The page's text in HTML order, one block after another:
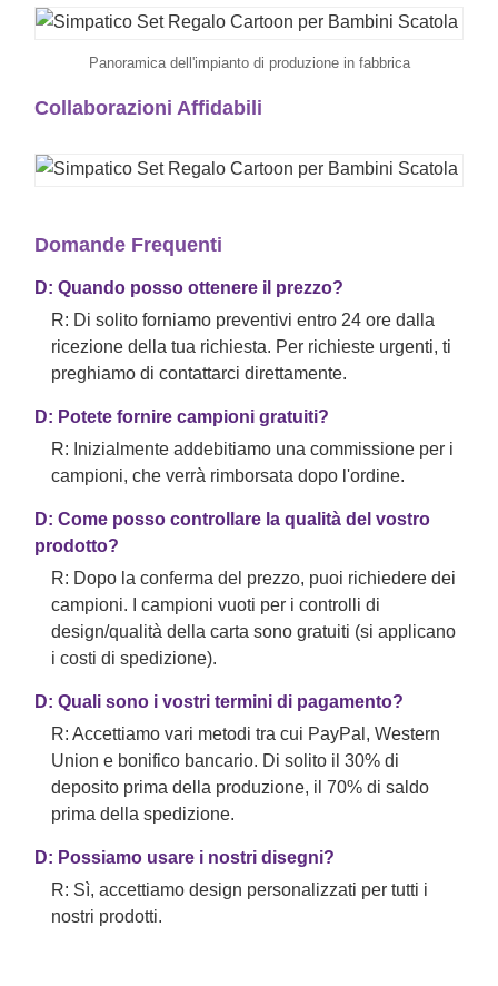
Panoramica dell'impianto di produzione in fabbrica
Collaborazioni Affidabili
Domande Frequenti
D: Quando posso ottenere il prezzo?
R: Di solito forniamo preventivi entro 24 ore dalla
ricezione della tua richiesta. Per richieste urgenti, ti
preghiamo di contattarci direttamente.
D: Potete fornire campioni gratuiti?
R: Inizialmente addebitiamo una commissione per i
campioni, che verrà rimborsata dopo l'ordine.
D: Come posso controllare la qualità del vostro
prodotto?
R: Dopo la conferma del prezzo, puoi richiedere dei
campioni. I campioni vuoti per i controlli di
design/qualità della carta sono gratuiti (si applicano
i costi di spedizione).
D: Quali sono i vostri termini di pagamento?
R: Accettiamo vari metodi tra cui PayPal, Western
Union e bonifico bancario. Di solito il 30% di
deposito prima della produzione, il 70% di saldo
prima della spedizione.
D: Possiamo usare i nostri disegni?
R: Sì, accettiamo design personalizzati per tutti i
nostri prodotti.